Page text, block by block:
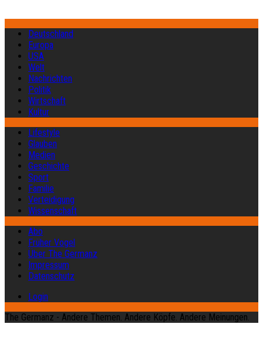
Deutschland
Europa
USA
Welt
Nachrichten
Politik
Wirtschaft
Kultur
Lifestyle
Glauben
Medien
Geschichte
Sport
Familie
Verteidigung
Wissenschaft
Abo
Früher Vogel
Über The Germanz
Impressum
Datenschutz
Login
The Germanz - Andere Themen. Andere Köpfe. Andere Meinungen.